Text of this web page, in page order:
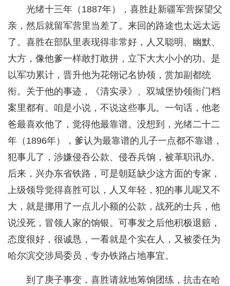
光绪十三年（1887年），喜胜赴新疆军营探望父
亲，然后就留军营里当差了。来回的路途也太远太远
了。喜胜在部队里表现得非常好，人又聪明、幽默、
大方，像他爹一样敢打敢拼，立下大大小小的功。是
以军功累计，晋升他为花翎记名协领，赏加副都统
衔。关于他的事迹，《清实录》、双城堡协领衙门档
案里都有。咱是小说，不说这些事儿。一句话，他老
爸最喜欢他了，觉得他最靠谱。没想到，光绪二十二
年（1896年），爹认为最靠谱的儿子一点都不靠谱，
犯事儿了，涉嫌侵吞公款、侵吞兵饷，被革职讯办。
后来，兴办东省铁路，可是朝廷缺少这方面的专家，
上级领导觉得喜胜可以，人又年轻，犯的事儿呢又不
大，就是挪用了一点儿小额的公款，战死的士兵，他
说没死，冒领人家的饷银。可事发之后他积极退赔，
态度很好，很诚恳，一看就是个实在人，又被委任为
哈尔滨交涉局委员，专办铁路占地事宜。
到了庚子事变，喜胜请就地筹饷团练，抗击在哈